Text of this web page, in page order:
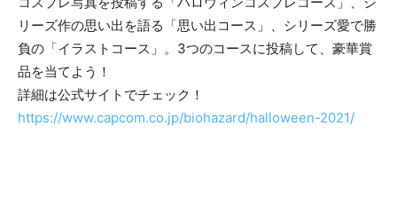
リーズ作の思い出を語る「思い出コース」、シリーズ愛で勝
負の「イラストコース」。3つのコースに投稿して、豪華賞
品を当てよう！
詳細は公式サイトでチェック！
https://www.capcom.co.jp/biohazard/halloween-2021/